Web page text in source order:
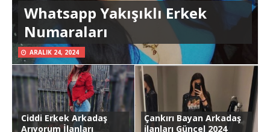
Whatsapp Yakışıklı Erkek
Numaraları
ARALIK 24, 2024
Ciddi Erkek Arkadaş
Arıyorum İlanları
Çankırı Bayan Arkadaş
ilanları Güncel 2024